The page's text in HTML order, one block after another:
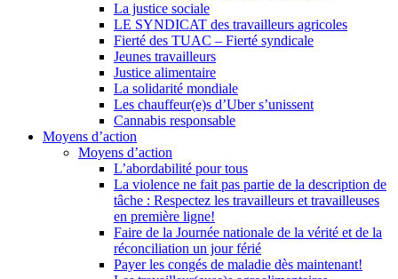
La justice sociale
LE SYNDICAT des travailleurs agricoles
Fierté des TUAC – Fierté syndicale
Jeunes travailleurs
Justice alimentaire
La solidarité mondiale
Les chauffeur(e)s d’Uber s’unissent
Cannabis responsable
Moyens d’action
Moyens d’action
L’abordabilité pour tous
La violence ne fait pas partie de la description de
tâche : Respectez les travailleurs et travailleuses
en première ligne!
Faire de la Journée nationale de la vérité et de la
réconciliation un jour férié
Payer les congés de maladie dès maintenant!